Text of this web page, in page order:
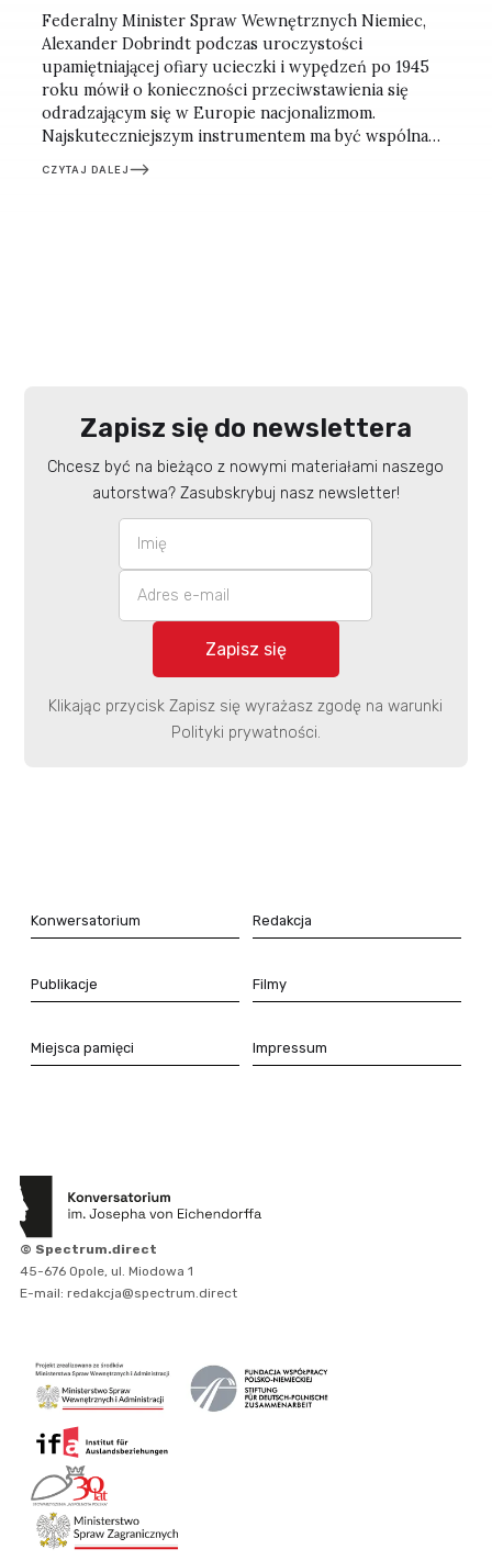
Federalny Minister Spraw Wewnętrznych Niemiec,
Alexander Dobrindt podczas uroczystości
upamiętniającej ofiary ucieczki i wypędzeń po 1945
roku mówił o konieczności przeciwstawienia się
odradzającym się w Europie nacjonalizmom.
Najskuteczniejszym instrumentem ma być wspólna
egoizmy. Refleksje po berlińskim spotkaniu.
CZYTAJ DALEJ
Zapisz się do newslettera
Chcesz być na bieżąco z nowymi materiałami naszego
autorstwa? Zasubskrybuj nasz newsletter!
Klikając przycisk Zapisz się wyrażasz zgodę na warunki
Polityki prywatności.
Konwersatorium Redakcja
Publikacje Filmy
Miejsca pamięci Impressum
© Spectrum.direct
45-676 Opole, ul. Miodowa 1
E-mail: redakcja@spectrum.direct